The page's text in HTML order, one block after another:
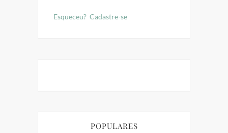
Esqueceu? Cadastre-se
POPULARES